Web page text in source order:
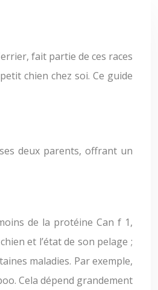
chien chez soi. Ce guide
deux parents, offrant un
de la protéine Can f 1,
et l’état de son pelage ;
maladies. Par exemple,
Cela dépend grandement